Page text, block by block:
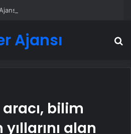
Ajansı
bilim
alan